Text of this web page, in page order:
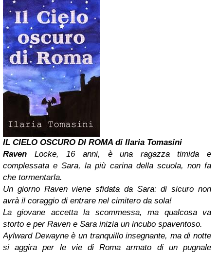
IL CIELO OSCURO DI ROMA di Ilaria Tomasini
Raven Locke, 16 anni, è una ragazza timida e
complessata e Sara, la più carina della scuola, non fa
che tormentarla.
Un giorno Raven viene sfidata da Sara: di sicuro non
avrà il coraggio di entrare nel cimitero da sola!
La giovane accetta la scommessa, ma qualcosa va
storto e per Raven e Sara inizia un incubo spaventoso.
Aylward Dewayne è un tranquillo insegnante, ma di notte
si aggira per le vie di Roma armato di un pugnale